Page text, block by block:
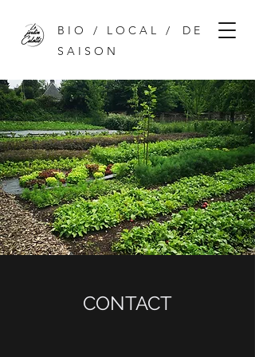
B I O / L O C A L / D E
S A I S O N
CONTACT